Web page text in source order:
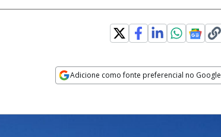
Adicione como fonte preferencial no Google